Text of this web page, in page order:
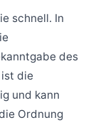
schnell. In
des
die
und kann
Ordnung